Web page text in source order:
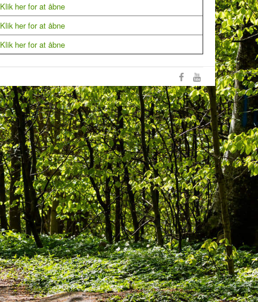
Klik her for at åbne
Klik her for at åbne
Klik her for at åbne